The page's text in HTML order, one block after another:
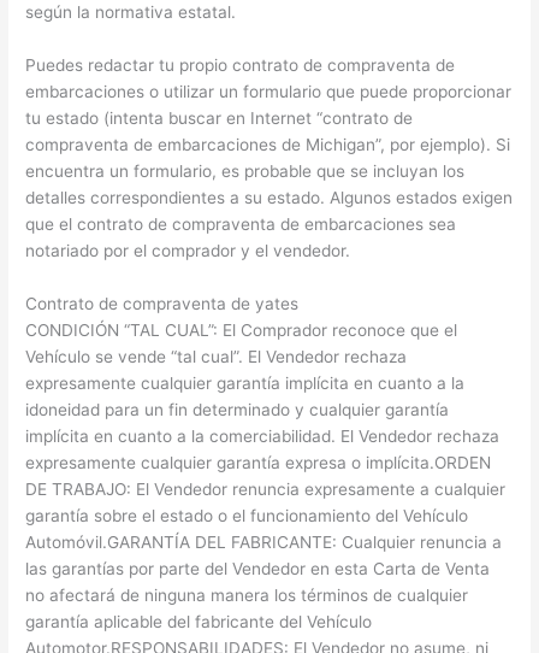
según la normativa estatal.
Puedes redactar tu propio contrato de compraventa de
embarcaciones o utilizar un formulario que puede proporcionar
tu estado (intenta buscar en Internet “contrato de
compraventa de embarcaciones de Michigan”, por ejemplo). Si
encuentra un formulario, es probable que se incluyan los
detalles correspondientes a su estado. Algunos estados exigen
que el contrato de compraventa de embarcaciones sea
notariado por el comprador y el vendedor.
Contrato de compraventa de yates
CONDICIÓN “TAL CUAL”: El Comprador reconoce que el
Vehículo se vende “tal cual”. El Vendedor rechaza
expresamente cualquier garantía implícita en cuanto a la
idoneidad para un fin determinado y cualquier garantía
implícita en cuanto a la comerciabilidad. El Vendedor rechaza
expresamente cualquier garantía expresa o implícita.ORDEN
DE TRABAJO: El Vendedor renuncia expresamente a cualquier
garantía sobre el estado o el funcionamiento del Vehículo
Automóvil.GARANTÍA DEL FABRICANTE: Cualquier renuncia a
las garantías por parte del Vendedor en esta Carta de Venta
no afectará de ninguna manera los términos de cualquier
garantía aplicable del fabricante del Vehículo
Automotor.RESPONSABILIDADES: El Vendedor no asume, ni